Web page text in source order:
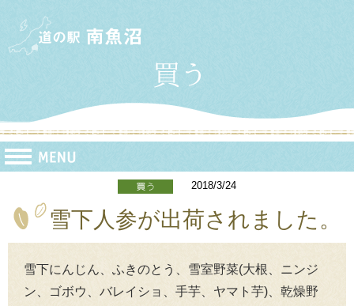
2018/3/24
雪下人参が出荷されました。
雪下にんじん、ふきのとう、雪室野菜(大根、ニンジ
ン、ゴボウ、バレイショ、手芋、ヤマト芋)、乾燥野